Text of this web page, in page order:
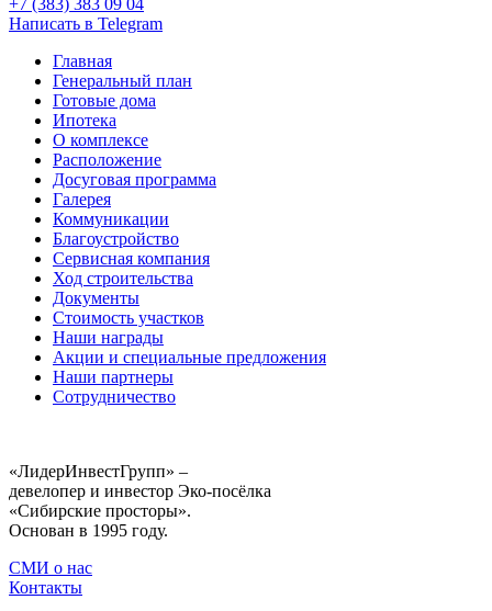
+7 (383) 383 09 04
Написать в Telegram
Главная
Генеральный план
Готовые дома
Ипотека
О комплексе
Расположение
Досуговая программа
Галерея
Коммуникации
Благоустройство
Сервисная компания
Ход строительства
Документы
Стоимость участков
Наши награды
Акции и специальные предложения
Наши партнеры
Сотрудничество
«ЛидерИнвестГрупп» –
девелопер и инвестор Эко-посёлка
«Сибирские просторы».
Основан в 1995 году.
СМИ о нас
Контакты